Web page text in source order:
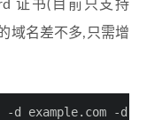
证书(目前只支持
域名差不多,只需增
example.com -d